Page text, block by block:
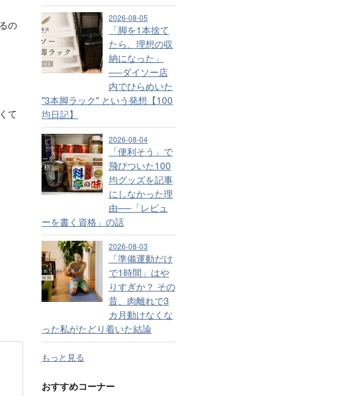
の
て
2026-08-05
「脚を1本捨て
たら、理想の収
納になった」
──ダイソー店
内でひらめいた
"3本脚ラック" という発想【100
均日記】
2026-08-04
「便利そう」で
飛びついた100
均グッズを記事
にしなかった理
由──「レビュ
ーを書く資格」の話
2026-08-03
「準備運動だけ
で1時間」はや
りすぎか？ その
昔、肉離れで3
カ月動けなくな
った私がたどり着いた結論
もっと見る
おすすめコーナー